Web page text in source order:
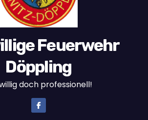
Feuerwehr
Döppling
doch professionell!